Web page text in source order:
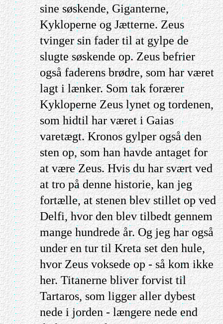
sine søskende, Giganterne,
Kykloperne og Jætterne. Zeus
tvinger sin fader til at gylpe de
slugte søskende op. Zeus befrier
også faderens brødre, som har været
lagt i lænker. Som tak forærer
Kykloperne Zeus lynet og tordenen,
som hidtil har været i Gaias
varetægt. Kronos gylper også den
sten op, som han havde antaget for
at være Zeus. Hvis du har svært ved
at tro på denne historie, kan jeg
fortælle, at stenen blev stillet op ved
Delfi, hvor den blev tilbedt gennem
mange hundrede år. Og jeg har også
under en tur til Kreta set den hule,
hvor Zeus voksede op - så kom ikke
her. Titanerne bliver forvist til
Tartaros, som ligger aller dybest
nede i jorden - længere nede end